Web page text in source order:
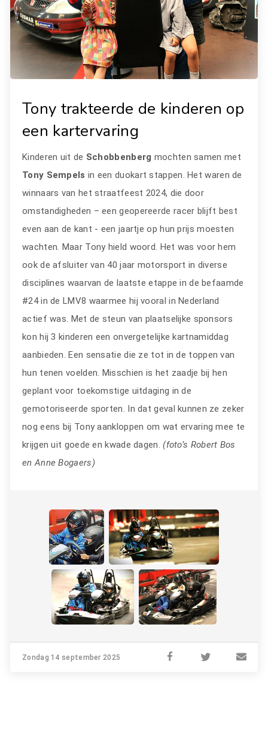
Tony trakteerde de kinderen op
een kartervaring
Kinderen uit de Schobbenberg mochten samen met
Tony Sempels in een duokart stappen. Het waren de
winnaars van het straatfeest 2024, die door
omstandigheden – een geopereerde racer blijft best
even aan de kant - een jaartje op hun prijs moesten
wachten. Maar Tony hield woord. Het was voor hem
ook de afsluiter van 40 jaar motorsport in diverse
disciplines waarvan de laatste etappe in de befaamde
#24 in de LMV8 waarmee hij vooral in Nederland
actief was. Met de steun van plaatselijke sponsors
kon hij 3 kinderen een onvergetelijke kartnamiddag
aanbieden. Een sensatie die ze tot in de toppen van
hun tenen voelden. Misschien is het zaadje bij hen
geplant voor toekomstige uitdaging in de
gemotoriseerde sporten. In dat geval kunnen ze zeker
nog eens bij Tony aankloppen om wat ervaring mee te
krijgen uit goede en kwade dagen. (foto’s Robert Bos
en Anne Bogaers)
Zondag 14 september 2025